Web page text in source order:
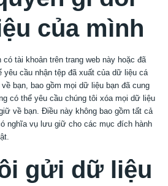
của mình
có tài khoản trên trang web này hoặc đã
yêu cầu nhận tệp đã xuất của dữ liệu cá
bạn, bao gồm mọi dữ liệu bạn đã cung
có thể yêu cầu chúng tôi xóa mọi dữ liệu
về bạn. Điều này không bao gồm tất cả
nghĩa vụ lưu giữ cho các mục đích hành
gửi dữ liệu